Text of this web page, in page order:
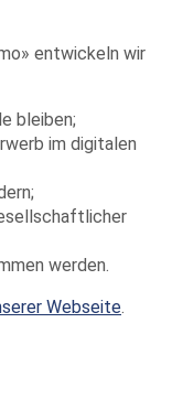
entwickeln wir
bleiben;
im digitalen
werden.
Webseite.